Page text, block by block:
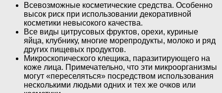
Всевозможные косметические средства. Особенно
высок риск при использовании декоративной
косметики невысокого качества.
Все виды цитрусовых фруктов, орехи, куриные
яйца, клубнику, многие морепродукты, молоко и ряд
других пищевых продуктов.
Микроскопического клещика, паразитирующего на
коже лица. Примечательно, что эти микроорганизмы
могут «переселяться» посредством использования
несколькими людьми одних и тех же очков или